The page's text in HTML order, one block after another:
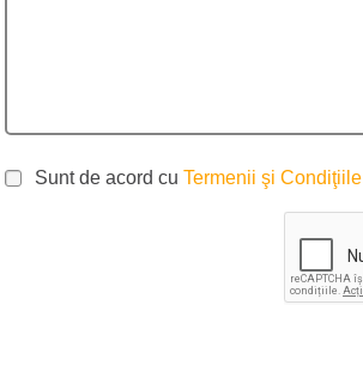
Sunt de acord cu Termenii şi Condiţiile